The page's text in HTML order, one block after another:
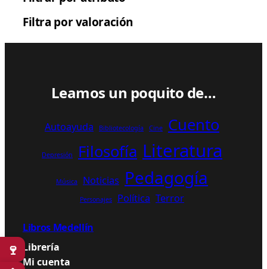
Filtra por valoración
Leamos un poquito de…
Autoayuda Bibliotecología Cine Cuento
Depresión Filosofía Literatura
Música Noticias Pedagogía
Personajes Política Terror
Libros Medellín
Librería
Mi cuenta
🍷